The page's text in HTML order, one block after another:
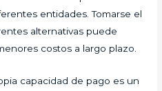
entidades. Tomarse el
alternativas puede
costos a largo plazo.
capacidad de pago es un